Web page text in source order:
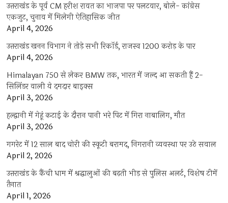
उत्तराखंड के पूर्व CM हरीश रावत का भाजपा पर पलटवार, बोले- कांग्रेस
एकजुट, चुनाव में मिलेगी ऐतिहासिक जीत
April 4, 2026
उत्तराखंड खनन विभाग ने तोड़े सभी रिकॉर्ड, राजस्व 1200 करोड़ के पार
April 4, 2026
Himalayan 750 से लेकर BMW तक, भारत में जल्द आ सकती हैं 2-
सिलिंडर वाली ये दमदार बाइक्स
April 3, 2026
हल्द्वानी में गेहूं कटाई के दौरान पानी भरे पिट में गिरा नाबालिग, मौत
April 3, 2026
गगरेट में 12 साल बाद चोरी की स्कूटी बरामद, निगरानी व्यवस्था पर उठे सवाल
April 2, 2026
उत्तराखंड के कैंची धाम में श्रद्धालुओं की बढ़ती भीड़ से पुलिस अलर्ट, विशेष टीमें
तैनात
April 1, 2026